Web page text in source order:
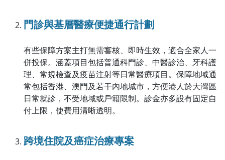
門診與基層醫療便捷通行計劃
有些保障方案主打無需審核、即時生效，適合全家人一
併投保。涵蓋項目包括普通科門診、中醫診治、牙科護
理、常規檢查及疫苗注射等日常醫療項目。保障地域通
常包括香港、澳門及若干內地城市，方便港人於大灣區
日常就診，不受地域或戶籍限制。診金亦多設有固定自
付上限，使費用清晰透明。
跨境住院及癌症治療專案